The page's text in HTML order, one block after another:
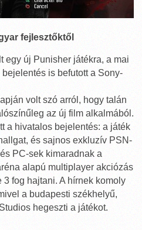
fejlesztőktől
egy új Punisher játékra, a mai
is befutott a Sony-
volt szó arról, hogy talán
az új film alkalmából.
a hivatalos bejelentés: a játék
és sajnos exkluzív PSN-
PC-sek kimaradnak a
alapú multiplayer akciózás
3 fog hajtani. A hírnek komoly
a budapesti székhelyű,
hegeszti a játékot.